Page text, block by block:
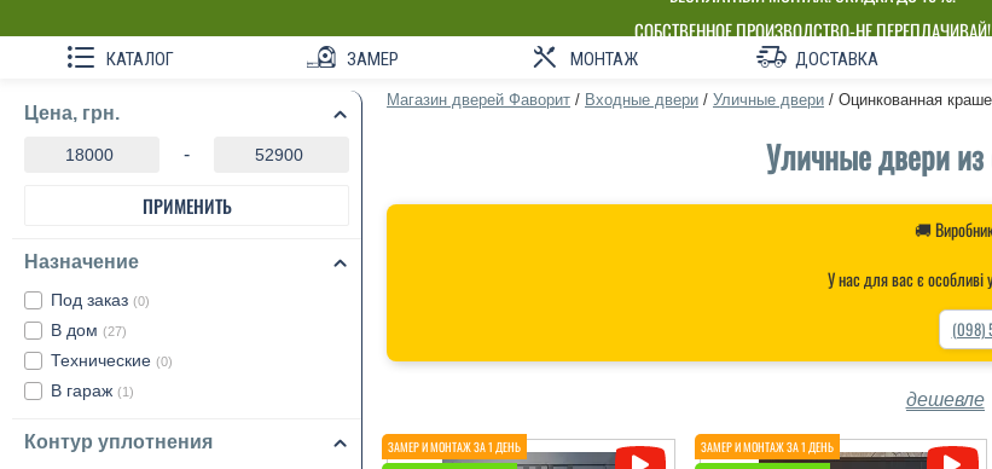
БЕСПЛАТНЫЙ МОНТАЖ! СКИДКА ДО 15%!
СОБСТВЕННОЕ ПРОИЗВОДСТВО-НЕ ПЕРЕПЛАЧИВАЙ!
КАТАЛОГ ЗАМЕР МОНТАЖ ДОСТАВКА
Цена, грн.
-
ПРИМЕНИТЬ
Назначение
Под заказ (0)
В дом (27)
Технические (0)
В гараж (1)
Контур уплотнения
Магазин дверей Фаворит / Входные двери / Уличные двери / Оцинкованная
Уличные двери из
🚚
У нас для вас є
(098)
дешевле